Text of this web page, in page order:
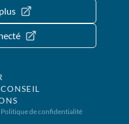
Politique de confidentialité